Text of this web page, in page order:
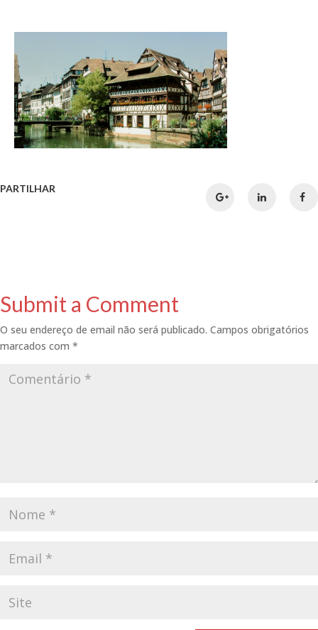
PARTILHAR
Submit a Comment
O seu endereço de email não será publicado. Campos obrigatórios
marcados com *